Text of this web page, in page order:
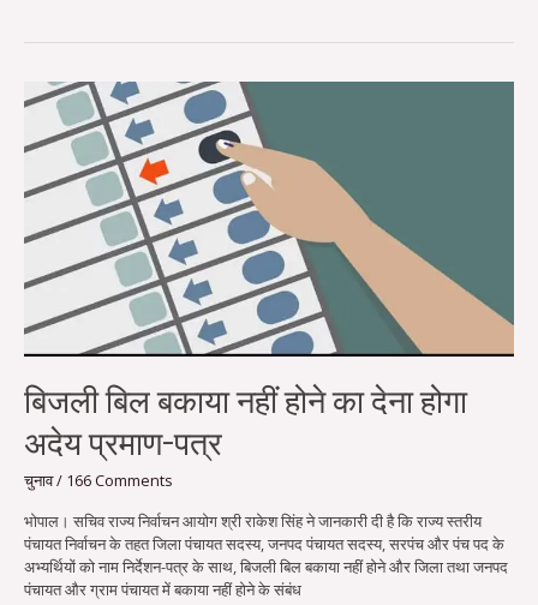
बिजली बिल बकाया नहीं होने का देना होगा
अदेय प्रमाण-पत्र
चुनाव/ 166 Comments
भोपाल। सचिव राज्य निर्वाचन आयोग श्री राकेश सिंह ने जानकारी दी है कि राज्य स्तरीय
पंचायत निर्वाचन के तहत जिला पंचायत सदस्य, जनपद पंचायत सदस्य, सरपंच और पंच पद के
अभ्यर्थियों को नाम निर्देशन-पत्र के साथ, बिजली बिल बकाया नहीं होने और जिला तथा जनपद
पंचायत और ग्राम पंचायत में बकाया नहीं होने के संबंध
बिजली
बिल
बकाया
नहीं
होने
का
देना
होगा
अदेय
प्रमाण-
पत्र